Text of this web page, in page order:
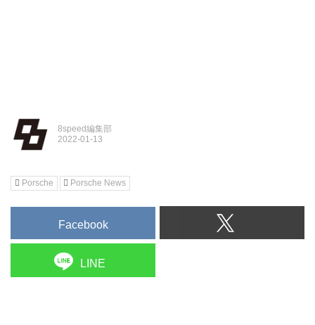
8speed編集部
Porsche Porsche News
Facebook
LINE